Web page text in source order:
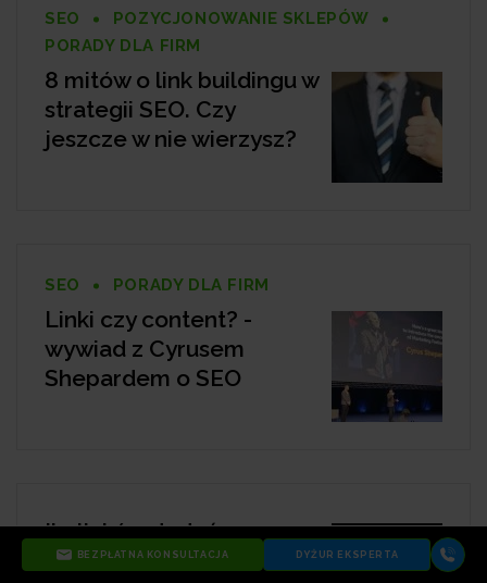
SEO
POZYCJONOWANIE SKLEPÓW
PORADY DLA FIRM
8 mitów o link buildingu w
strategii SEO. Czy
jeszcze w nie wierzysz?
SEO PORADY DLA FIRM
Linki czy content? -
wywiad z Cyrusem
Shepardem o SEO
Ile linków dodać w
tekście na stronie
BEZPŁATNA KONSULTACJA DYŻUR EKSPERTA